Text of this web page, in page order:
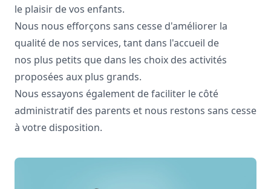
le plaisir de vos enfants.
Nous nous efforçons sans cesse d'améliorer la
qualité de nos services, tant dans l'accueil de
nos plus petits que dans les choix des activités
proposées aux plus grands.
Nous essayons également de faciliter le côté
administratif des parents et nous restons sans cesse
à votre disposition.